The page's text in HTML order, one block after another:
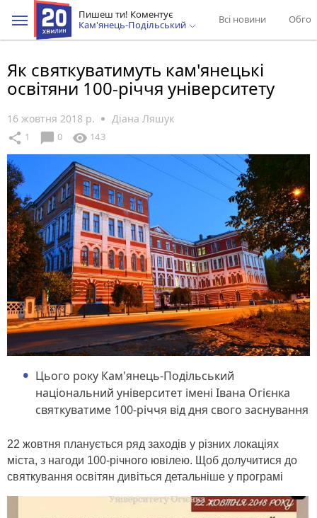
Пишеш ти! Коментує
Кам'янець-Подільський
Всі новини
Як святкуватимуть кам'янецькі
освітяни 100-річчя університету
16 жовтня 2018 р. Діана Ляшук
share 1 chat_bubble 0 visibility 143
Цього року Кам'янець-Подільський
національний університет імені Івана Огієнка
святкуватиме 100-річчя від дня свого заснування
22 жовтня планується ряд заходів у різних локаціях
міста, з нагоди 100-річного ювілею. Щоб долучитися до
святкування освітян дивіться детальніше у програмі